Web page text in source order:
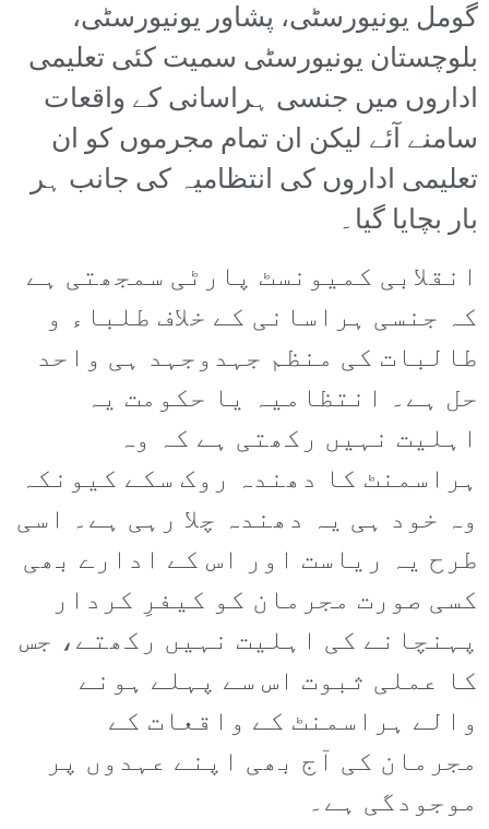
گومل یونیورسٹی، پشاور یونیورسٹی،
بلوچستان یونیورسٹی سمیت کئی تعلیمی
اداروں میں جنسی ہراسانی کے واقعات
سامنے آئے لیکن ان تمام مجرموں کو ان
تعلیمی اداروں کی انتظامیہ کی جانب ہر
بار بچایا گیا۔
انقلابی کمیونسٹ پارٹی سمجھتی ہے
کہ جنسی ہراسانی کے خلاف طلباء و
طالبات کی منظم جہدوجہد ہی واحد
حل ہے۔ انتظامیہ یا حکومت یہ
اہلیت نہیں رکھتی ہے کہ وہ
ہراسمنٹ کا دھندہ روک سکے کیونکہ
وہ خود ہی یہ دھندہ چلا رہی ہے۔ اسی
طرح یہ ریاست اور اس کے ادارے بھی
کسی صورت مجرمان کو کیفرِ کردار
پہنچانے کی اہلیت نہیں رکھتے، جس
کا عملی ثبوت اس سے پہلے ہونے
والے ہراسمنٹ کے واقعات کے
مجرمان کی آج بھی اپنے عہدوں پر
موجودگی ہے۔